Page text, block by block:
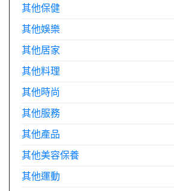
其他保健
其他娛樂
其他居家
其他料理
其他時尚
其他服務
其他產品
其他美容保養
其他運動